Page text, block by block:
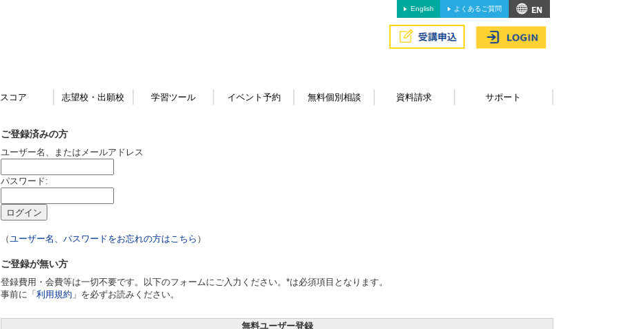
English よくあるご質問
スコア 志望校・出願校 学習ツール イベント予約 無料個別相談 資料請求 サポート
ご登録済みの方
ユーザー名、またはメールアドレス
パスワード:
（ユーザー名、パスワードをお忘れの方はこちら ）
ご登録が無い方
登録費用・会費等は一切不要です。以下のフォームにご入力ください。*は必須項目となります。
事前に「 利用規約 」を必ずお読みください。
無料ユーザー登録